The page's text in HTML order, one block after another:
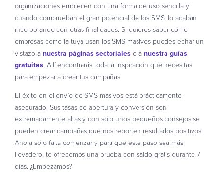
organizaciones empiecen con una forma de uso sencilla y
cuando comprueban el gran potencial de los SMS, lo acaban
incorporando con otras finalidades. Si quieres saber cómo
empresas como la tuya usan los SMS masivos puedes echar un
vistazo anuestra páginas sectorialeso anuestra guías
gratuitas. Allí encontrarás toda la inspiración que necesitas
para empezar a crear tus campañas.
El éxito en el envío de SMS masivos está prácticamente
asegurado. Sus tasas de apertura y conversión son
extremadamente altas y con sólo unos pequeños consejos se
pueden crear campañas que nos reporten resultados positivos.
Ahora sólo falta comenzar y para que este paso sea más
llevadero, te ofrecemos una prueba con saldo gratis durante 7
días. ¿Empezamos?